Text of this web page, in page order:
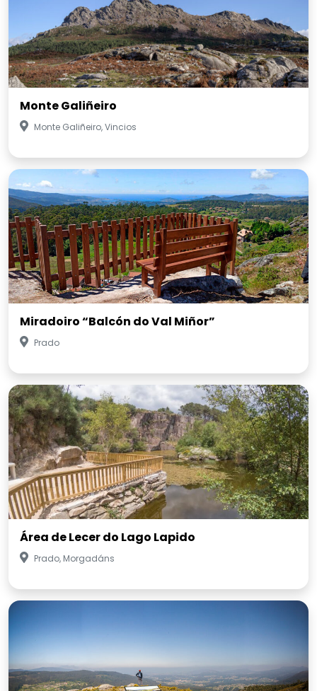
Monte Galiñeiro
Monte Galiñeiro, Vincios
Miradoiro “Balcón do Val Miñor”
Prado
Área de Lecer do Lago Lapido
Prado, Morgadáns